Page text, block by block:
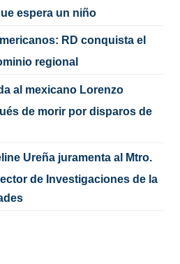
espera un niño
RD conquista el
regional
al mexicano Lorenzo
de morir por disparos de
Ureña juramenta al Mtro.
de Investigaciones de la